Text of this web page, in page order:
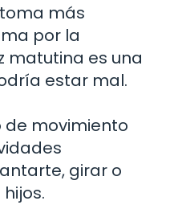
más
por la
matutina es una
estar mal.
de movimiento
girar o